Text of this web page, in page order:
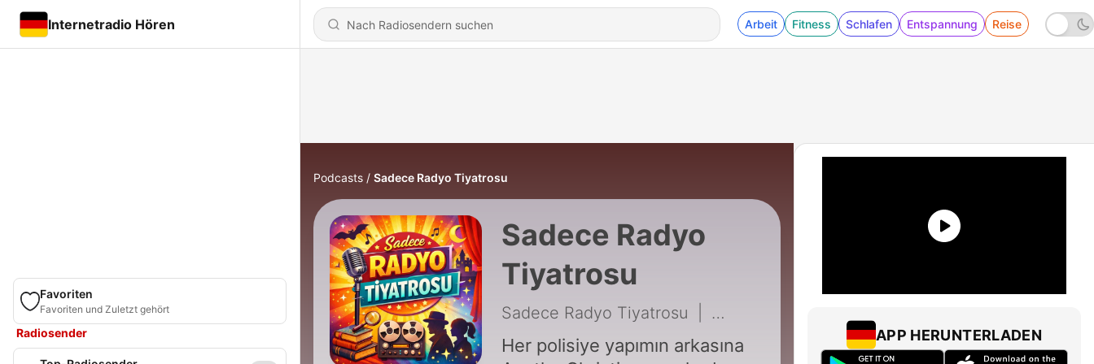
Internetradio Hören Arbeit Fitness Schlafen Entspannung Reise
Favoriten
Favoriten und Zuletzt gehört
Radiosender
Podcasts Sadece Radyo Tiyatrosu
Sadece Radyo
Tiyatrosu
Sadece Radyo Tiyatrosu 3470 - Radyo Tiyatrosu Düş Oyunları Psikoloji
Her polisiye yapımın arkasına
APP HERUNTERLADEN